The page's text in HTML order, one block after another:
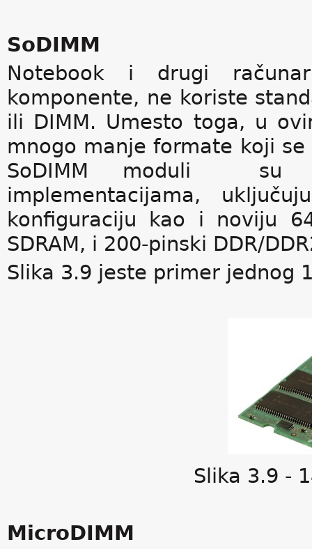
SoDIMM
Notebook i drugi
komponente, ne koriste
ili DIMM. Umesto toga, u
mnogo manje formate koji se
SoDIMM moduli su
implementacijama,
konfiguraciju kao i noviju
SDRAM, i 200-pinski DDR/
Slika 3.9 jeste primer jednog
Slika 3.9 -
MicroDIMM